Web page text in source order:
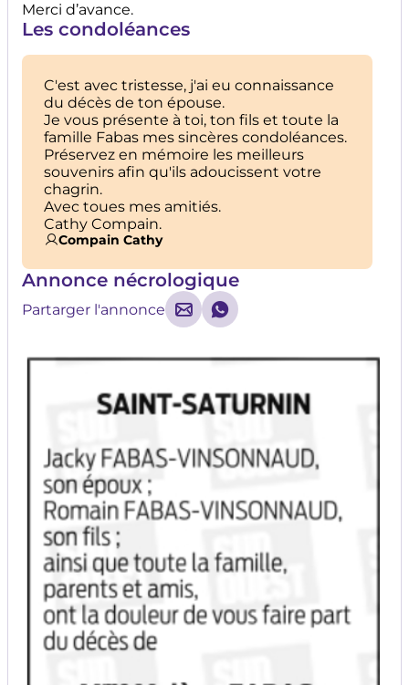
Merci d’avance.
Les condoléances
C'est avec tristesse, j'ai eu connaissance
du décès de ton épouse.
Je vous présente à toi, ton fils et toute la
famille Fabas mes sincères condoléances.
Préservez en mémoire les meilleurs
souvenirs afin qu'ils adoucissent votre
chagrin.
Avec toues mes amitiés.
Cathy Compain.
Compain Cathy
Annonce nécrologique
Partarger l'annonce